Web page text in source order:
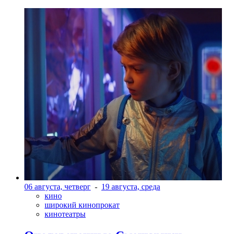
06 августа, четверг - 19 августа, среда
кино
широкий кинопрокат
кинотеатры